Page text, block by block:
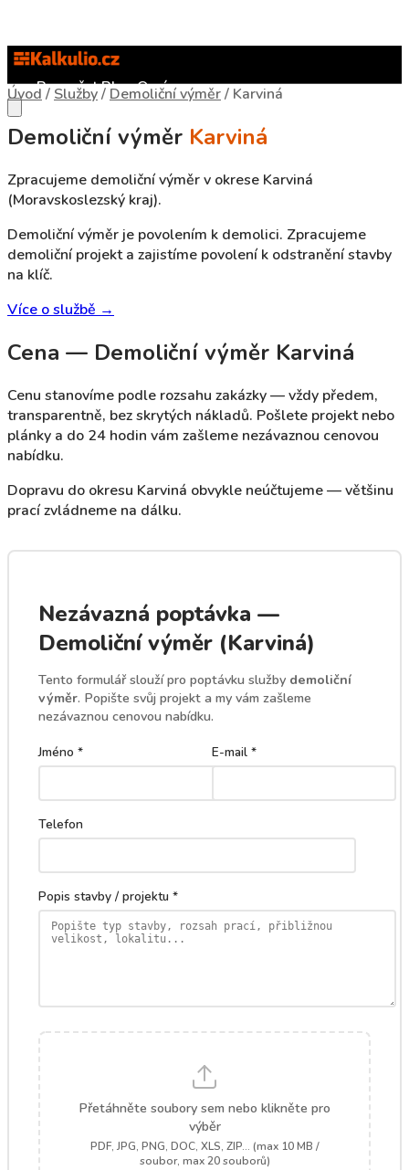
RozpočetBlogO nás
Úvod / Služby/ Demoliční výměr/ Karviná
Demoliční výměr Karviná
Zpracujeme demoliční výměr v okrese Karviná
(Moravskoslezský kraj).
Demoliční výměr je povolením k demolici. Zpracujeme
demoliční projekt a zajistíme povolení k odstranění stavby
na klíč.
Více o službě →
Cena — Demoliční výměr Karviná
Cenu stanovíme podle rozsahu zakázky — vždy předem,
transparentně, bez skrytých nákladů. Pošlete projekt nebo
plánky a do 24 hodin vám zašleme nezávaznou cenovou
nabídku.
Dopravu do okresu Karviná obvykle neúčtujeme — většinu
prací zvládneme na dálku.
Nezávazná poptávka —
Demoliční výměr (Karviná)
Tento formulář slouží pro poptávku služby demoliční
výměr. Popište svůj projekt a my vám zašleme
nezávaznou cenovou nabídku.
Jméno * E-mail *
Telefon
Popis stavby / projektu *
Přetáhněte soubory sem nebo klikněte pro
výběr
PDF, JPG, PNG, DOC, XLS, ZIP... (max 10 MB /
soubor, max 20 souborů)